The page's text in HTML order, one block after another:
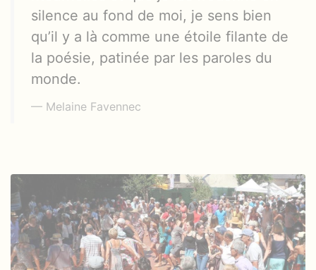
silence au fond de moi, je sens bien
qu’il y a là comme une étoile filante de
la poésie, patinée par les paroles du
monde.
Melaine Favennec